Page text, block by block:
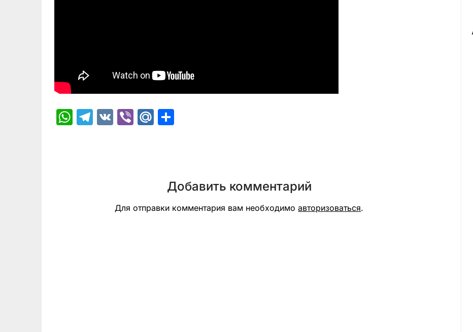
WhatsApp
Telegram
VK ViberMail.Ru
Добавить комментарий
Для отправки комментария вам необходимоавторизоваться.